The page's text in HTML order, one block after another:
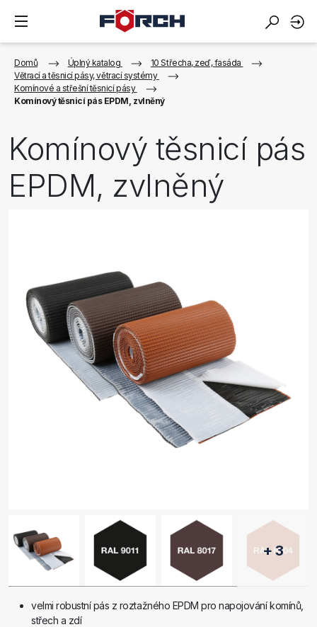
Domů Úplný katalog
10 Střecha, zeď, fasáda
Větrací a těsnicí pásy, větrací systémy
Komínové a střešní těsnicí pásy
Komínový těsnicí pás EPDM, zvlněný
Komínový těsnicí pás
EPDM, zvlněný
+ 3
velmi robustní pás z roztažného EPDM pro napojování komínů,
střech a zdí